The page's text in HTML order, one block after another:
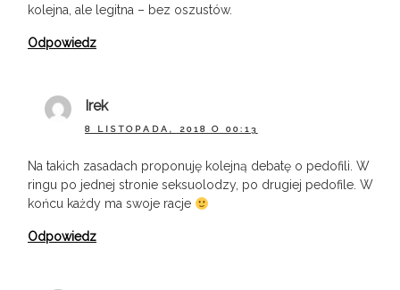
kolejna, ale legitna – bez oszustów.
Odpowiedz
Irek
8 LISTOPADA, 2018 O 00:13
Na takich zasadach proponuję kolejną debatę o pedofili. W
ringu po jednej stronie seksuolodzy, po drugiej pedofile. W
końcu każdy ma swoje racje
Odpowiedz